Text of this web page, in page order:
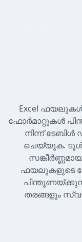
Excel
ഫോർമാറ്റുകൾ
നിന്ന് ടേബിൾ
ചെയ്യുക. ടൂൾ
ഫയലുകളുടെ
തരങ്ങളും